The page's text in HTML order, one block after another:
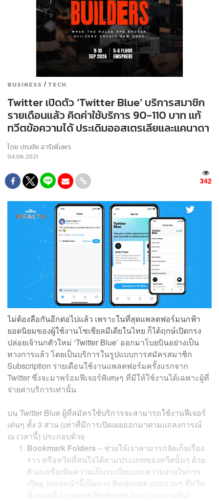
BUSINESS / TECH
Twitter เปิดตัว ‘Twitter Blue’ บริการสมาชิก
รายเดือนแล้ว คิดค่าใช้บริการ 90-110 บาท แก้
ทวีตข้อความได้ ประเดิมออสเตรเลียและแคนาดา
โดย ปณชัย อารีเพิ่มพร
04.06.2021
342
ไม่ต้องลือกันอีกต่อไปแล้ว เพราะในที่สุดแพลตฟอร์มนกฟ้า
ยอดนิยมของผู้ใช้งานโซเชียลมีเดียในไทย ก็ได้ฤกษ์เปิดกรง
ปล่อยเจ้านกตัวใหม่ ‘Twitter Blue’ ออกมาโบยบินอย่างเป็น
ทางการแล้ว โดยเป็นบริการในรูปแบบการสมัครสมาชิก
Subscription รายเดือนใช้งานแพลตฟอร์มครั้งแรกจาก
Twitter ซึ่งจะมาพร้อมฟีเจอร์พิเศษๆ ที่มีให้ใช้งานได้เฉพาะผู้ที่
จ่ายค่าบริการเท่านั้น
บน Twitter Blue ผู้ที่สมัครใช้บริการจะสามารถใช้งานฟีเจอร์
เด่นๆ ทั้ง 3 ส่วน (เท่าที่มีการเปิดเผยออกมาตามแถลงการณ์
ณ เวลานี้) ประกอบด้วย
Bookmark Folders – ช่วยให้เราสามารถจัดเก็บเรื่อง
ราว หรือทวีตที่สนใจได้ตามประเภทของทวีตนั้นๆ ด้วย
ตัวเองเพื่อเพิ่มความเป็นระเบียบและความง่ายในการ
เปิดดู (ก่อนหน้านี้เป็นการ Bookmark แบบรวมๆ ที่ทวีต
ทั้งหมดที่เรากดเซฟ Bookmark จะมากองรวมกัน)